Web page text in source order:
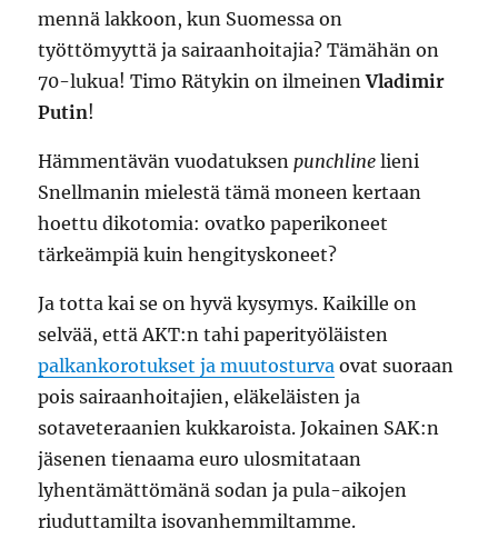
mennä lakkoon, kun Suomessa on
työttömyyttä ja sairaanhoitajia? Tämähän on
70-lukua! Timo Rätykin on ilmeinenVladimir
Putin!
Hämmentävän vuodatuksen punchline lieni
Snellmanin mielestä tämä moneen kertaan
hoettu dikotomia: ovatko paperikoneet
tärkeämpiä kuin hengityskoneet?
Ja totta kai se on hyvä kysymys. Kaikille on
selvää, että AKT:n tahi paperityöläisten
palkankorotukset ja muutosturva ovat suoraan
pois sairaanhoitajien, eläkeläisten ja
sotaveteraanien kukkaroista. Jokainen SAK:n
jäsenen tienaama euro ulosmitataan
lyhentämättömänä sodan ja pula-aikojen
riuduttamilta isovanhemmiltamme.